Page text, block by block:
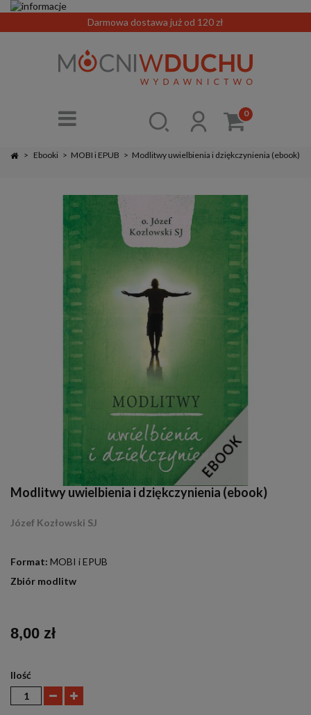
Darmowa dostawa już od 120 zł
0
> Ebooki > MOBI i EPUB > Modlitwy uwielbienia i dziękczynienia (ebook)
Modlitwy uwielbienia i dziękczynienia (ebook)
Józef Kozłowski SJ
Format: MOBI i EPUB
Zbiór modlitw
8,00 zł
Ilość